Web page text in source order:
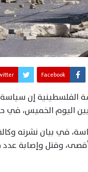
Facebook
الفلسطينية إن
في بيان نشرته
وقتل وإصابة